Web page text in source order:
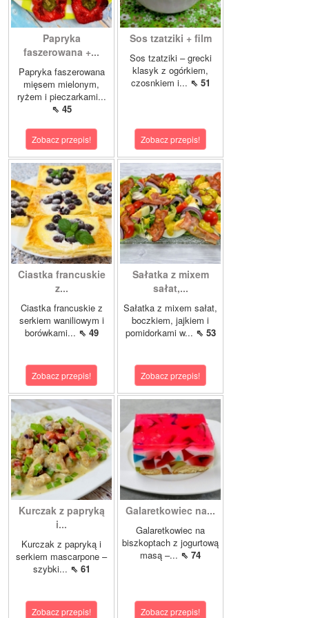
Papryka
faszerowana +...
Papryka faszerowana
mięsem mielonym,
ryżem i pieczarkami...
⇖ 45
Zobacz przepis!
Sos tzatziki + film
Sos tzatziki – grecki
klasyk z ogórkiem,
czosnkiem i... ⇖ 51
Zobacz przepis!
Ciastka francuskie
z...
Ciastka francuskie z
serkiem waniliowym i
borówkami... ⇖ 49
Zobacz przepis!
Sałatka z mixem
sałat,...
Sałatka z mixem sałat,
boczkiem, jajkiem i
pomidorkami w... ⇖ 53
Zobacz przepis!
Kurczak z papryką
i...
Kurczak z papryką i
serkiem mascarpone –
szybki... ⇖ 61
Zobacz przepis!
Galaretkowiec na...
Galaretkowiec na
biszkoptach z jogurtową
masą –... ⇖ 74
Zobacz przepis!